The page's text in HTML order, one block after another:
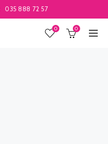
035 888 72 57
0 0